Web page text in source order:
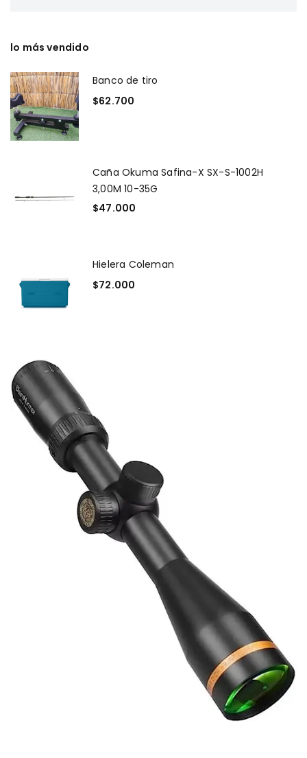
lo más vendido
Banco de tiro
$62.700
Caña Okuma Safina-X SX-S-1002H
3,00M 10-35G
$47.000
Hielera Coleman
$72.000